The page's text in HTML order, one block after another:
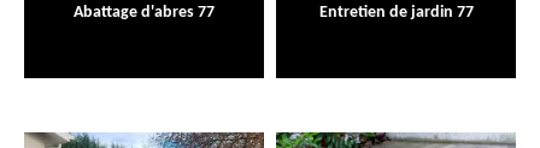
Abattage d'abres 77 Entretien de jardin 77